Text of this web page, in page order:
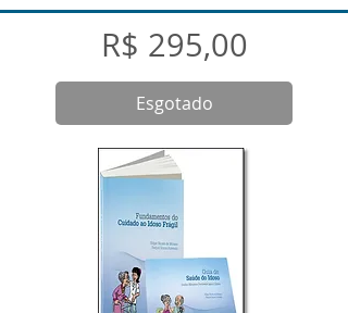
Preço
R$ 295,00
Esgotado